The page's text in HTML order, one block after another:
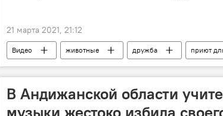
21 марта 2021, 21:12
Видео животные дружба приют
В Андижанской области